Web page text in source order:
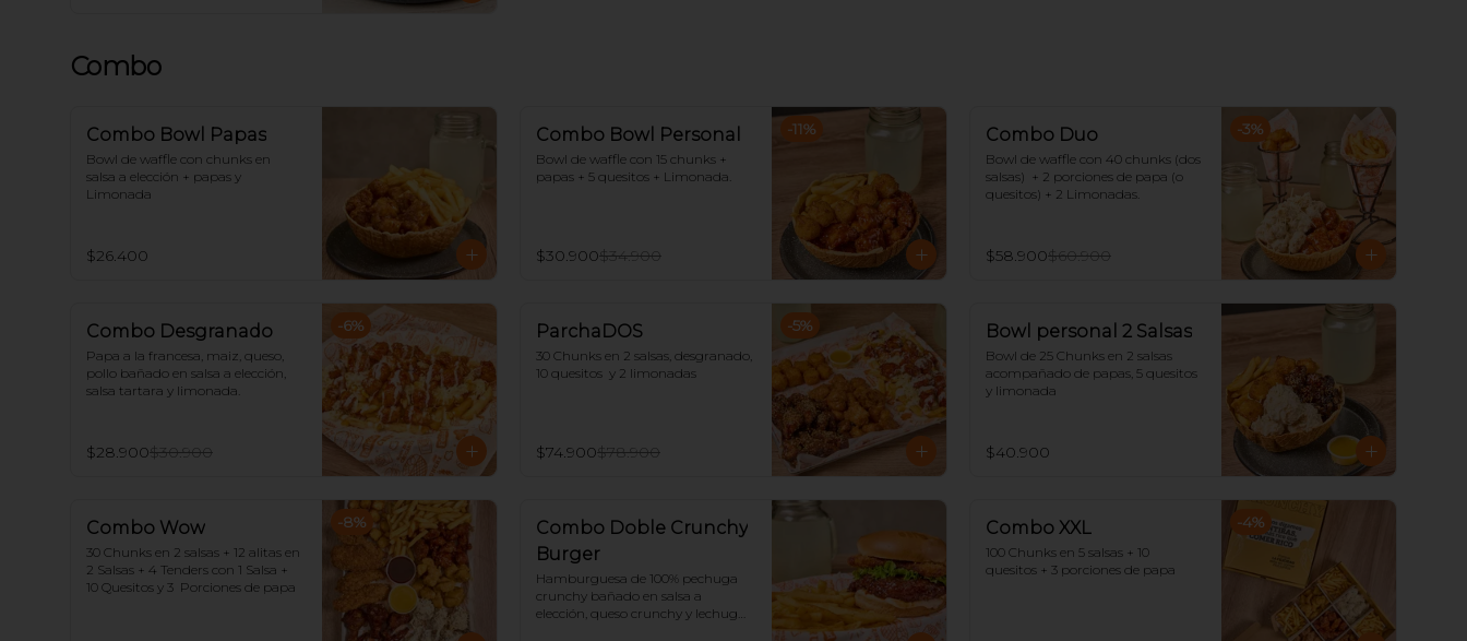
Combo
Combo Bowl Papas
Bowl de waffle con chunks en
salsa a elección + papas y
Limonada
$26.400
-11%
Combo Bowl Personal
Bowl de waffle con 15 chunks +
papas + 5 quesitos + Limonada.
$30.900$34.900
-3%
Combo Duo
Bowl de waffle con 40 chunks (dos
salsas)  + 2 porciones de papa (o
quesitos) + 2 Limonadas.
$58.900$60.900
-6%
Combo Desgranado
Papa a la francesa, maiz, queso,
pollo bañado en salsa a elección,
salsa tartara y limonada.
$28.900$30.900
-5%
ParchaDOS
30 Chunks en 2 salsas, desgranado,
10 quesitos  y 2 limonadas
$74.900$78.900
Bowl personal 2 Salsas
Bowl de 25 Chunks en 2 salsas
acompañado de papas, 5 quesitos
y limonada
$40.900
-8%
Combo Wow
30 Chunks en 2 salsas + 12 alitas en
2 Salsas + 4 Tenders con 1 Salsa +
10 Quesitos y 3  Porciones de papa
Combo Doble Crunchy
Burger
Hamburguesa de 100% pechuga
crunchy bañado en salsa a
elección, queso crunchy y lechuga,
-4%
Combo XXL
100 Chunks en 5 salsas + 10
quesitos + 3 porciones de papa